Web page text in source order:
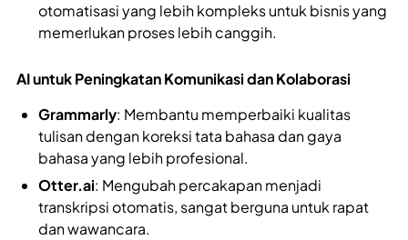
otomatisasi yang lebih kompleks untuk bisnis yang
memerlukan proses lebih canggih.
AI untuk Peningkatan Komunikasi dan Kolaborasi
Grammarly: Membantu memperbaiki kualitas
tulisan dengan koreksi tata bahasa dan gaya
bahasa yang lebih profesional.
Otter.ai: Mengubah percakapan menjadi
transkripsi otomatis, sangat berguna untuk rapat
dan wawancara.